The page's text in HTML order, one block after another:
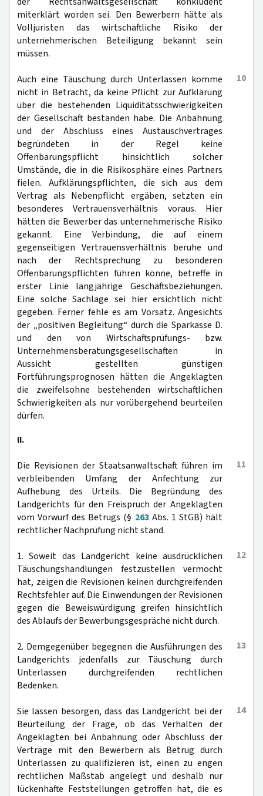
miterklärt worden sei. Den Bewerbern hätte als
Volljuristen das wirtschaftliche Risiko der
unternehmerischen Beteiligung bekannt sein
müssen.
10
Auch eine Täuschung durch Unterlassen komme
nicht in Betracht, da keine Pflicht zur Aufklärung
über die bestehenden Liquiditätsschwierigkeiten
der Gesellschaft bestanden habe. Die Anbahnung
und der Abschluss eines Austauschvertrages
begründeten in der Regel keine
Offenbarungspflicht hinsichtlich solcher
Umstände, die in die Risikosphäre eines Partners
fielen. Aufklärungspflichten, die sich aus dem
Vertrag als Nebenpflicht ergäben, setzten ein
besonderes Vertrauensverhältnis voraus. Hier
hätten die Bewerber das unternehmerische Risiko
gekannt. Eine Verbindung, die auf einem
gegenseitigen Vertrauensverhältnis beruhe und
nach der Rechtsprechung zu besonderen
Offenbarungspflichten führen könne, betreffe in
erster Linie langjährige Geschäftsbeziehungen.
Eine solche Sachlage sei hier ersichtlich nicht
gegeben. Ferner fehle es am Vorsatz. Angesichts
der „positiven Begleitung“ durch die Sparkasse D.
und den von Wirtschaftsprüfungs- bzw.
Unternehmensberatungsgesellschaften in
Aussicht gestellten günstigen
Fortführungsprognosen hätten die Angeklagten
die zweifelsohne bestehenden wirtschaftlichen
Schwierigkeiten als nur vorübergehend beurteilen
dürfen.
II.
11
Die Revisionen der Staatsanwaltschaft führen im
verbleibenden Umfang der Anfechtung zur
Aufhebung des Urteils. Die Begründung des
Landgerichts für den Freispruch der Angeklagten
vom Vorwurf des Betrugs (§ 263Abs. 1 StGB) hält
rechtlicher Nachprüfung nicht stand.
12
1. Soweit das Landgericht keine ausdrücklichen
Täuschungshandlungen festzustellen vermocht
hat, zeigen die Revisionen keinen durchgreifenden
Rechtsfehler auf. Die Einwendungen der Revisionen
gegen die Beweiswürdigung greifen hinsichtlich
des Ablaufs der Bewerbungsgespräche nicht durch.
13
2. Demgegenüber begegnen die Ausführungen des
Landgerichts jedenfalls zur Täuschung durch
Unterlassen durchgreifenden rechtlichen
Bedenken.
14
Sie lassen besorgen, dass das Landgericht bei der
Beurteilung der Frage, ob das Verhalten der
Angeklagten bei Anbahnung oder Abschluss der
Verträge mit den Bewerbern als Betrug durch
Unterlassen zu qualifizieren ist, einen zu engen
rechtlichen Maßstab angelegt und deshalb nur
lückenhafte Feststellungen getroffen hat, die es